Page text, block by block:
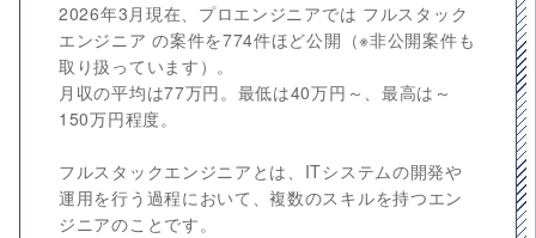
2026年3月現在、プロエンジニアでは フルスタック
エンジニア の案件を774件ほど公開（※非公開案件も
取り扱っています）。
月収の平均は77万円。最低は40万円～、最高は～
150万円程度。
フルスタックエンジニアとは、ITシステムの開発や
運用を行う過程において、複数のスキルを持つエン
ジニアのことです。